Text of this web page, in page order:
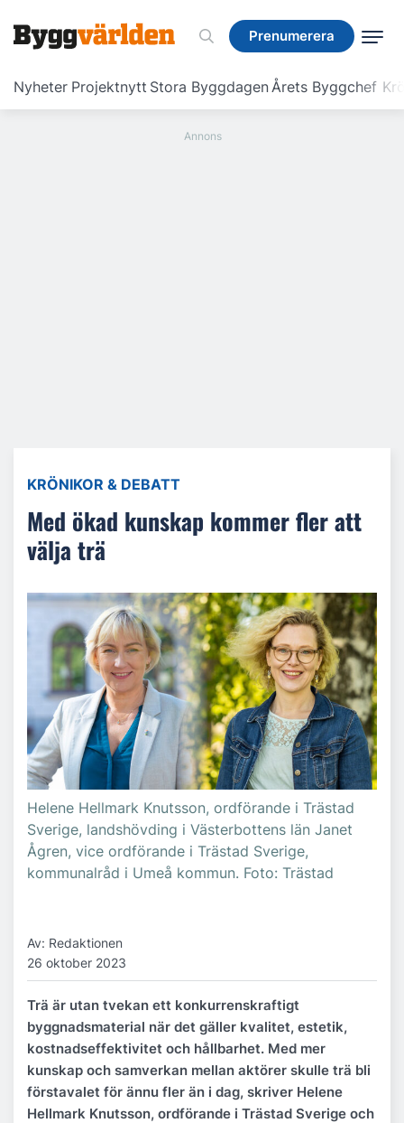
Prenumerera
Nyheter Projektnytt Stora ByggdagenÅrets Byggchef
Prenumerera
KRÖNIKOR & DEBATT
Med ökad kunskap kommer fler att
välja trä
Helene Hellmark Knutsson, ordförande i Trästad
Sverige, landshövding i Västerbottens län Janet
Ågren, vice ordförande i Trästad Sverige,
kommunalråd i Umeå kommun. Foto: Trästad
Av: Redaktionen
26 oktober 2023
Trä är utan tvekan ett konkurrenskraftigt
byggnadsmaterial när det gäller kvalitet, estetik,
kostnadseffektivitet och hållbarhet. Med mer
kunskap och samverkan mellan aktörer skulle trä bli
förstavalet för ännu fler än i dag, skriver Helene
Hellmark Knutsson, ordförande i Trästad Sverige och